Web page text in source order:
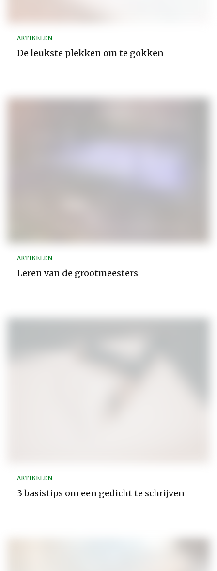
ARTIKELEN
De leukste plekken om te gokken
ARTIKELEN
Leren van de grootmeesters
ARTIKELEN
3 basistips om een gedicht te schrijven